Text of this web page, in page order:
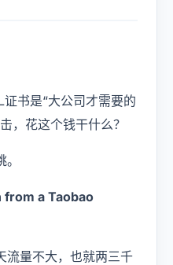
书是“大公司才需要的
，花这个钱干什么？
from a Taobao
流量不大，也就两三千